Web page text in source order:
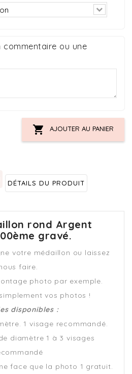
commentaire ou une
 AJOUTER AU PANIER
DÉTAILS DU PRODUIT
rond Argent
gravé.
votre médaillon ou laissez
faire.
photo par exemple.
vos photos !
disponibles :
1 visage recommandé.
diamètre 1 à 3 visages
face que la photo 1 gratuit.